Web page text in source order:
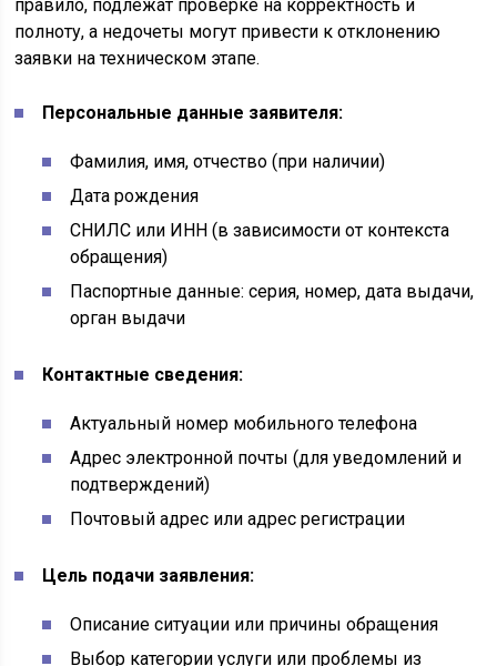
правило, подлежат проверке на корректность и
полноту, а недочеты могут привести к отклонению
заявки на техническом этапе.
Персональные данные заявителя:
Фамилия, имя, отчество (при наличии)
Дата рождения
СНИЛС или ИНН (в зависимости от контекста
обращения)
Паспортные данные: серия, номер, дата выдачи,
орган выдачи
Контактные сведения:
Актуальный номер мобильного телефона
Адрес электронной почты (для уведомлений и
подтверждений)
Почтовый адрес или адрес регистрации
Цель подачи заявления:
Описание ситуации или причины обращения
Выбор категории услуги или проблемы из